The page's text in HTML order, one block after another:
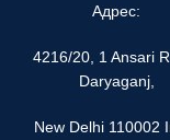
Адрес:
4216/20, 1 Ansari
Daryaganj,
New Delhi 110002